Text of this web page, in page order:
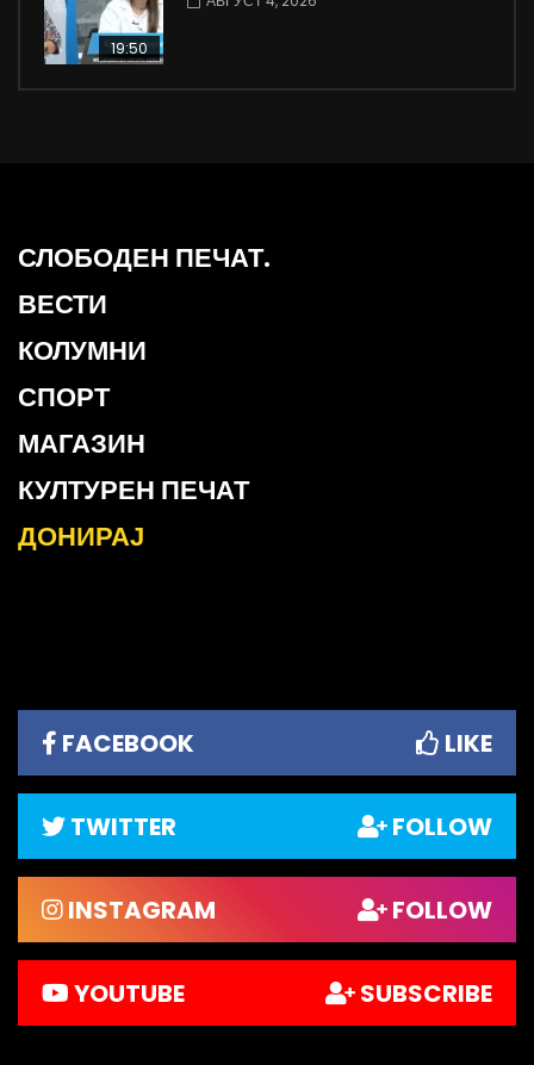
19:50
СЛОБОДЕН ПЕЧАТ.
ВЕСТИ
КОЛУМНИ
СПОРТ
МАГАЗИН
КУЛТУРЕН ПЕЧАТ
ДОНИРАЈ
FACEBOOK LIKE
TWITTER FOLLOW
INSTAGRAM FOLLOW
YOUTUBE SUBSCRIBE